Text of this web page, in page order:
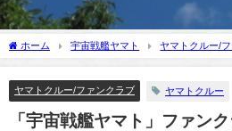
ホーム 宇宙戦艦ヤマト ヤマトクルー/
ヤマトクルー/ファンクラブ ヤマトクルー
「宇宙戦艦ヤマト」ファン